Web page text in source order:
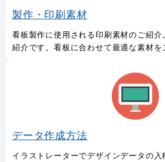
製作・印刷素材
看板製作に使用される印刷素材のご紹
紹介です。看板に合わせて最適な素材を
データ作成方法
イラストレーターでデザインデータの